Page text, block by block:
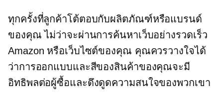
ทุกครั้งที่ลูกค้าโต้ตอบกับผลิตภัณฑ์หรือแบรนด์
ของคุณ ไม่ว่าจะผ่านการค้นหาเว็บอย่างรวดเร็ว
Amazon หรือเว็บไซต์ของคุณ คุณควรวางใจได้
ว่าการออกแบบและสีของสินค้าของคุณจะมี
อิทธิพลต่อผู้ซื้อและดึงดูดความสนใจของพวกเขา